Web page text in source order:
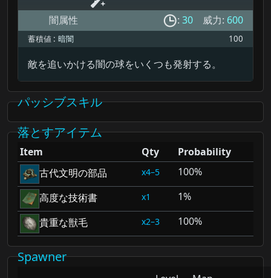
闇属性 : 30 威力: 600
蓄積値 : 暗闇 100
敵を追いかける闇の球をいくつも発射する。
パッシブスキル
落とすアイテム
Item Qty
Probability
古代文明の部品
4–5
100%
高度な技術書
1
1%
貴重な獣毛
2–3 100%
Spawner